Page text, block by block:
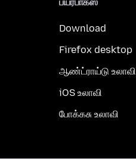
Download
Firefox desktop
ஆண்ட்ராய்டு உலாவி
iOS உலாவி
போக்கசு உலாவி